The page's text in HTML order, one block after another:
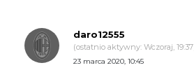
daro12555
(ostatnio aktywny: Wczoraj,
23 marca 2020, 10:45